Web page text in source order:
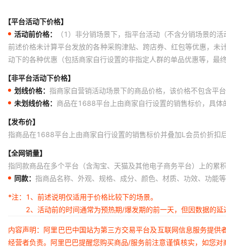
【平台活动下价格】
活动前价格：
（1）非分销场景下，指平台活动（不含分销场景的
前述价格未计算平台发放的各种采购津贴、跨店券、红包等优惠，
动下的各种优惠（包括商家自行设置的非指定人群的单品优惠等，
【非平台活动下价格】
划线价格： 指商家自营销活动场景下的商品价格，该价格不包含平
未划线价格： 商品在1688平台上由商家自行设置的销售标价，具
【发布价】
指商品在1688平台上由商家自行设置的销售标价并叠加L会员价折扣
【全网销量】
指同款商品在多个平台（含淘宝、天猫及其他电子商务平台）上的累
同款： 指商品名称、外观、规格、成分、颜色、材质、功效、功能
*注：
1、前述说明仅适用于价格比较下的场景。
2、活动前的时间通常为预热期/爆发期的前一天，但因数据的
内容声明：阿里巴巴中国站为第三方交易平台及互联网信息服务提
经营者负责。阿里巴巴提醒您购买商品/服务前注意谨慎核实，如您